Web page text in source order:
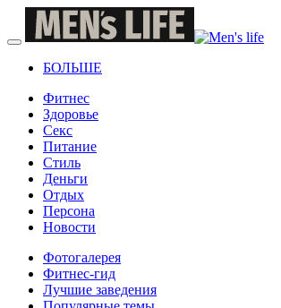
БОЛЬШЕ
Фитнес
Здоровье
Секс
Питание
Стиль
Деньги
Отдых
Персона
Новости
Фотогалерея
Фитнес-гид
Лучшие заведения